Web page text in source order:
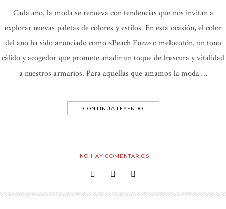
Cada año, la moda se renueva con tendencias que nos invitan a
explorar nuevas paletas de colores y estilos. En esta ocasión, el color
del año ha sido anunciado como «Peach Fuzz» o melocotón, un tono
cálido y acogedor que promete añadir un toque de frescura y vitalidad
a nuestros armarios. Para aquellas que amamos la moda …
CONTINÚA LEYENDO
NO HAY COMENTARIOS